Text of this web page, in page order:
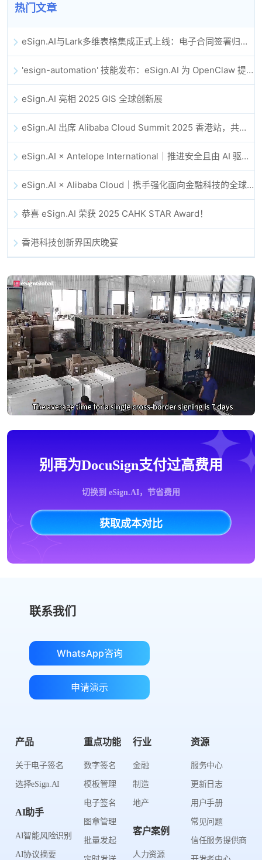
热门文章
eSign.AI与Lark多维表格集成正式上线：电子合同签署归档全程自动化
'esign-automation' 技能发布：eSign.AI 为 OpenClaw 提供自动化电子签名能力
eSign.AI 亮相 2025 GIS 全球创新展
eSign.AI 出席 Alibaba Cloud Summit 2025 香港站，共同探讨 AI 驱动的云创新与数字信任未来
eSign.AI × Antelope International｜推进安全且由 AI 驱动的数字化工作流
eSign.AI × Alibaba Cloud｜携手强化面向金融科技的全球数字信任
恭喜 eSign.AI 荣获 2025 CAHK STAR Award！
香港科技创新界国庆晚宴
别再为DocuSign支付过高费用
切换到 eSign.AI，节省费用
获取成本对比
联系我们
WhatsApp咨询
申请演示
产品
关于电子签名
选择eSign.AI
AI助手
AI智能风险识别
AI协议摘要
重点功能
数字签名
模板管理
电子签名
图章管理
批量发起
行业
金融
制造
地产
客户案例
人力资源
资源
服务中心
更新日志
用户手册
常见问题
信任服务提供商